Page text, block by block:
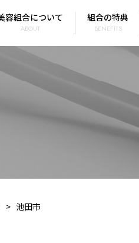
容組合について
ABOUT
組合の特典
BENEFITS
> 池田市